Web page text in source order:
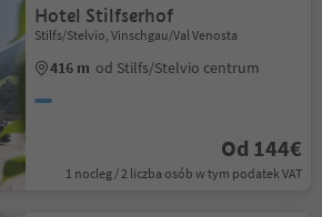
Hotel Stilfserhof
Stilfs/Stelvio, Vinschgau/Val Venosta
416 m od Stilfs/Stelvio centrum
Od 144€
1 nocleg / 2 liczba osób w tym podatek VAT